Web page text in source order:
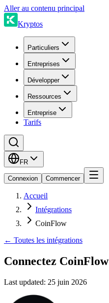
Aller au contenu principal
Kryptos
Particuliers
Entreprises
Développer
Ressources
Entreprise
Tarifs
FR
Connexion Commencer
Accueil
Intégrations
CoinFlow
← Toutes les intégrations
Connectez CoinFlow
Last updated: 25 juin 2026